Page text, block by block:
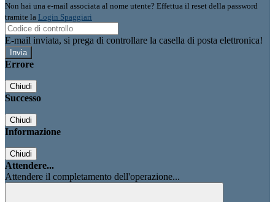
Non hai una e-mail associata al nome utente? Effettua il reset della password
tramite la Login Spaggiari
E-mail inviata, si prega di controllare la casella di posta elettronica!
Errore
Chiudi
Successo
Chiudi
Informazione
Chiudi
Attendere...
Attendere il completamento dell'operazione...